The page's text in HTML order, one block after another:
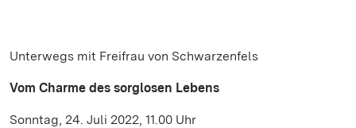
Unterwegs mit Freifrau von Schwarzenfels
Vom Charme des sorglosen Lebens
Sonntag, 24. Juli 2022, 11.00 Uhr